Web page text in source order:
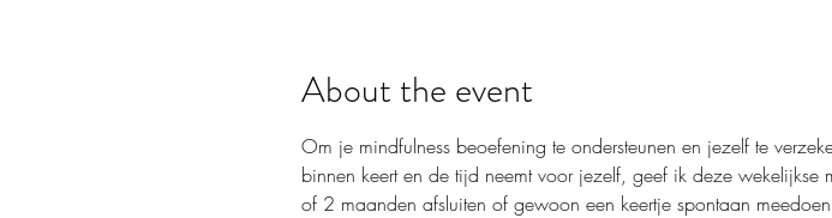
About the event
Om je mindfulness beoefening te ondersteunen en jezelf te
binnen keert en de tijd neemt voor jezelf, geef ik deze
of 2 maanden afsluiten of gewoon een keertje spontaan